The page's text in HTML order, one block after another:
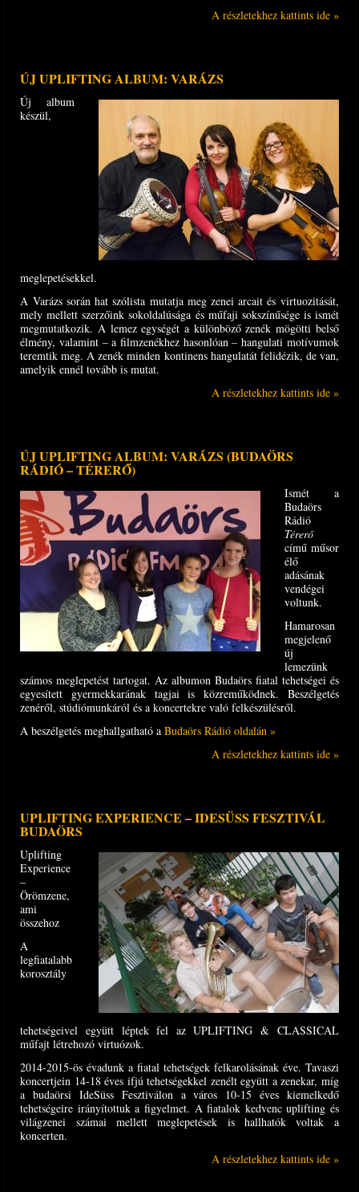
A részletekhez kattints ide »
ÚJ UPLIFTING ALBUM: VARÁZS
Új album
készül,
meglepetésekkel.
A Varázs során hat szólista mutatja meg zenei arcait és virtuozitását,
mely mellett szerzőink sokoldalúsága és műfaji sokszínűsége is ismét
megmutatkozik. A lemez egységét a különböző zenék mögötti belső
élmény, valamint – a filmzenékhez hasonlóan – hangulati motívumok
teremtik meg. A zenék minden kontinens hangulatát felidézik, de van,
amelyik ennél tovább is mutat.
A részletekhez kattints ide »
ÚJ UPLIFTING ALBUM: VARÁZS (BUDAÖRS
RÁDIÓ – TÉRERŐ)
Ismét a
Budaörs
Rádió
Térerő
című műsor
élő
adásának
vendégei
voltunk.
Hamarosan
megjelenő
új
lemezünk
számos meglepetést tartogat. Az albumon Budaörs fiatal tehetségei és
egyesített gyermekkarának tagjai is közreműködnek. Beszélgetés
zenéről, stúdió­munkáról és a koncertekre való felkészülésről.
A beszélgetés meghallgatható aBudaörs Rádió oldalán »
A részletekhez kattints ide »
UPLIFTING EXPERIENCE – IDESÜSS FESZTIVÁL
BUDAÖRS
Uplifting
Experience
–
Örömzene,
ami
összehoz
A
legfiatalabb
korosztály
tehetségeivel együtt léptek fel az UPLIFTING & CLASSICAL
műfajt létrehozó virtuózok.
2014-2015-ös évadunk a fiatal tehetségek felkarolásának éve. Tavaszi
koncertjein 14-18 éves ifjú tehetségekkel zenélt együtt a zenekar, míg
a budaörsi IdeSüss Fesztiválon a város 10-15 éves kiemelkedő
tehetségeire irányítottuk a figyelmet. A fiatalok kedvenc uplifting és
világzenei számai mellett meglepetések is hallhatók voltak a
koncerten.
A részletekhez kattints ide »